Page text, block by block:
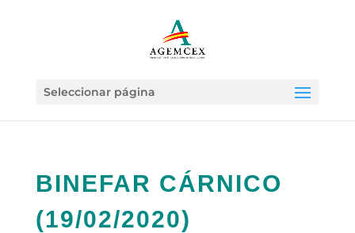
Seleccionar página
BINEFAR CÁRNICO
(19/02/2020)